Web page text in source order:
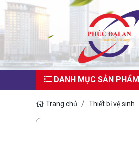
DANH MỤC SẢN PHẨM
Trang chủ Thiết bị vệ sinh